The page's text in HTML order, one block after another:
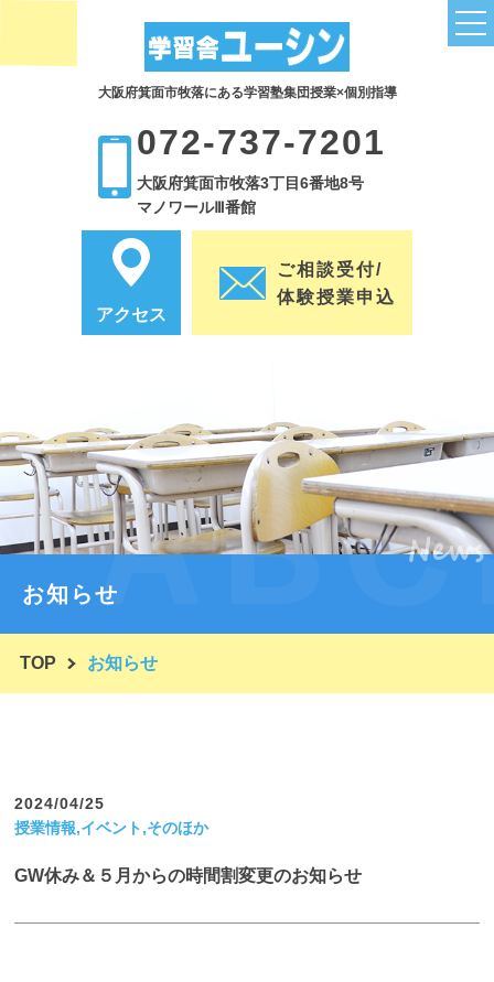
大阪府箕面市牧落にある学習塾集団授業×個別指導
072-737-7201
大阪府箕面市牧落3丁目6番地8号
マノワールⅢ番館
アクセス
ご相談受付/
体験授業申込
小学部コース
中学部コース
小学英語は塾で補強
子どもの英語力を伸ばすために
全科目の成績UPにつながる読解力
高校受験のために塾は必要なの？
コースと入会案内
ほかの塾と一味違う！ユーシンとは？
生徒と保護者さまのお声
ブログ
お問い合わせ
お知らせ
News
TOP お知らせ
2024/04/25
授業情報,イベント,そのほか
GW休み＆５月からの時間割変更のお知らせ